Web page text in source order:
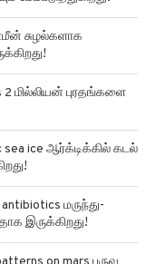
சுழல்களாக
மில்லியன் புரதங்களை
ice ஆர்க்டிக்கில் கடல்
மருந்து-
இருக்கிறது!
on mars பருவ